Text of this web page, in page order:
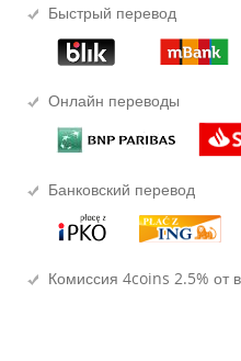
Быстрый перевод
Онлайн переводы
Банковский перевод
Комиссия 4coins 2.5% от